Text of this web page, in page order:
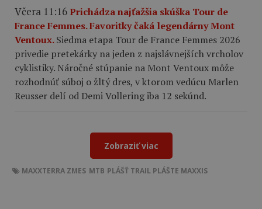
Včera 11:16Prichádza najťažšia skúška Tour de
France Femmes. Favoritky čaká legendárny Mont
Ventoux.Siedma etapa Tour de France Femmes 2026
privedie pretekárky na jeden z najslávnejších vrcholov
cyklistiky. Náročné stúpanie na Mont Ventoux môže
rozhodnúť súboj o žltý dres, v ktorom vedúcu Marlen
Reusser delí od Demi Vollering iba 12 sekúnd.
Zobraziť viac
MAXXTERRA ZMES MTB PLÁŠŤ TRAIL PLÁŠTE MAXXIS